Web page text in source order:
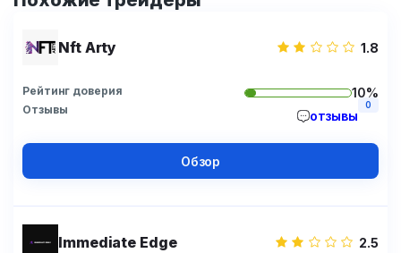
Nft Arty 1.8
Рейтинг доверия 10%
Отзывы отзывы
0
Обзор
Immediate Edge 2.5